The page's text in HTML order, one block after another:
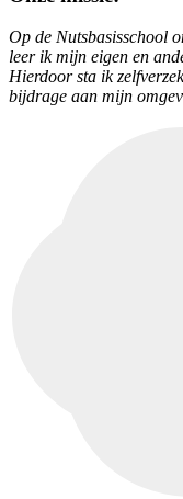
Op de Nutsbasisschool
leer ik mijn eigen en
Hierdoor sta ik
bijdrage aan mijn